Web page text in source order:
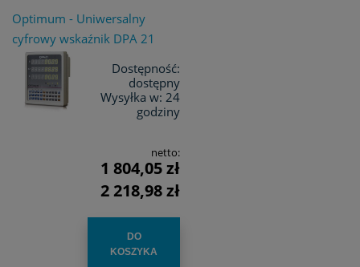
Optimum - Uniwersalny
cyfrowy wskaźnik DPA 21
Dostępność:
dostępny
Wysyłka w: 24
godziny
netto:
1 804,05 zł
2 218,98 zł
DO
KOSZYKA